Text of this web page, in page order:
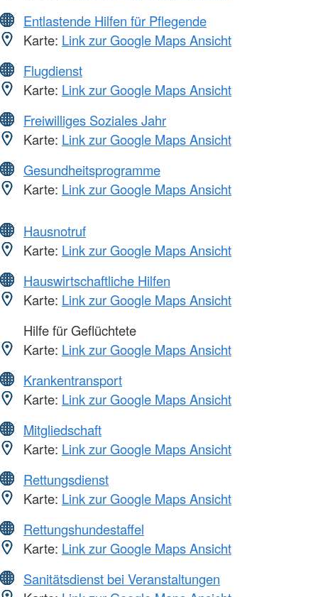
Entlastende Hilfen für Pflegende
Karte: Link zur Google Maps Ansicht
Flugdienst
Karte: Link zur Google Maps Ansicht
Freiwilliges Soziales Jahr
Karte: Link zur Google Maps Ansicht
Gesundheitsprogramme
Karte: Link zur Google Maps Ansicht
Hausnotruf
Karte: Link zur Google Maps Ansicht
Hauswirtschaftliche Hilfen
Karte: Link zur Google Maps Ansicht
Hilfe für Geflüchtete
Karte: Link zur Google Maps Ansicht
Krankentransport
Karte: Link zur Google Maps Ansicht
Mitgliedschaft
Karte: Link zur Google Maps Ansicht
Rettungsdienst
Karte: Link zur Google Maps Ansicht
Rettungshundestaffel
Karte: Link zur Google Maps Ansicht
Sanitätsdienst bei Veranstaltungen